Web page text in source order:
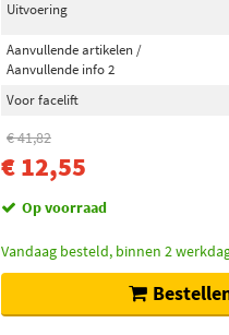
Uitvoering
Aanvullende artikelen /
Aanvullende info 2
Voor facelift
€ 41,82
€ 12,55
Op voorraad
Vandaag besteld, binnen 2